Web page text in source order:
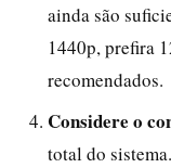
ainda são
1440p, prefira
recomendados.
Considere o
total do